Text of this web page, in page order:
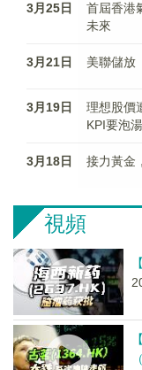
3月25日
首屆香港
未來
3月21日 美聯儲放
3月19日
理想股價
KPI要泡
3月18日 接力黃金
視頻